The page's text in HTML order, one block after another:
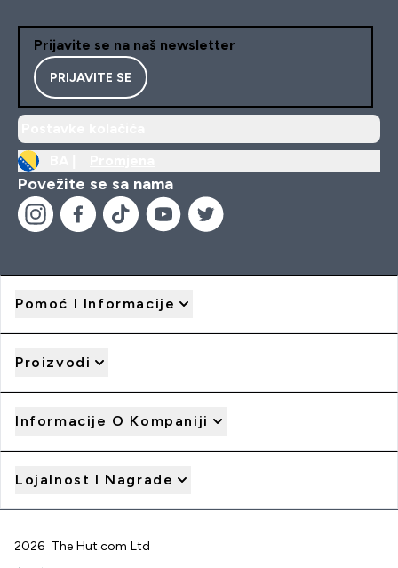
Prijavite se na naš newsletter
PRIJAVITE SE
Povežite se sa nama
Pomoć I Informacije
Proizvodi
Informacije O Kompaniji
Lojalnost I Nagrade
2026 The Hut.com Ltd